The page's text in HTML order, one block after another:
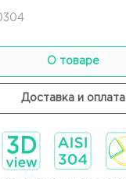
О товаре
Доставка и оплата